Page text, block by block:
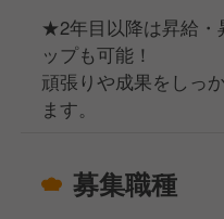
①一般社員
②料理長
③店長
④直営部門MGR・FC本
⑦企画開発
★2年目以降は昇給・
ップも可能！
頑張りや成果をしっ
ます。
募集職種